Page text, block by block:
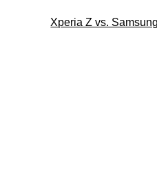
Xperia Z vs.